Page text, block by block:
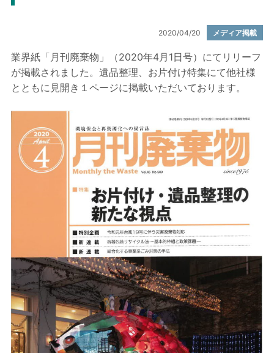
2020/04/20 メディア掲載
業界紙「月刊廃棄物」（2020年4月1日号）にてリリーフ
が掲載されました。遺品整理、お片付け特集にて他社様
とともに見開き１ページに掲載いただいております。